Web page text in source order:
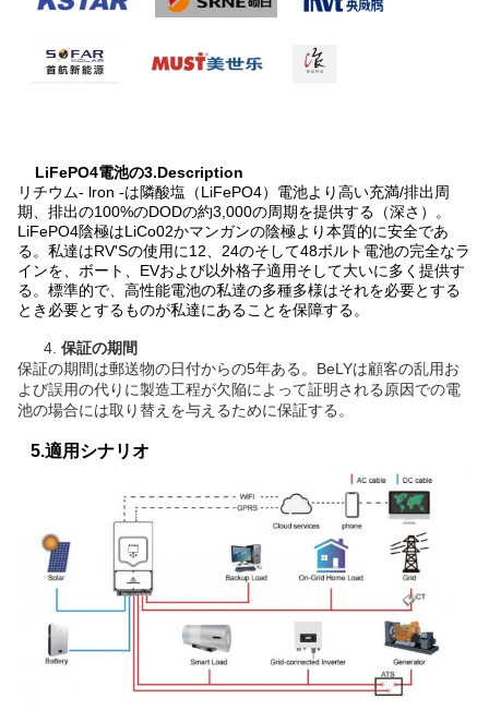
LiFePO4電池の3.Description
リチウム- lron -は隣酸塩（LiFePO4）電池より高い充満/排出周
期、排出の100%のDODの約3,000の周期を提供する（深さ）。
LiFePO4陰極はLiCo02かマンガンの陰極より本質的に安全であ
る。私達はRV'Sの使用に12、24のそして48ボルト電池の完全なラ
インを、ボート、EVおよび以外格子適用そして大いに多く提供す
る。標準的で、高性能電池の私達の多種多様はそれを必要とする
とき必要とするものが私達にあることを保障する。
4. 保証の期間
保証の期間は郵送物の日付からの5年ある。BeLYは顧客の乱用お
よび誤用の代りに製造工程が欠陥によって証明される原因での電
池の場合には取り替えを与えるために保証する。
5.適用シナリオ